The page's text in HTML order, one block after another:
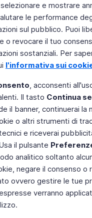
e mostrare
le performance
sul pubblico. Puoi
o revocare il tuo
sostanziali. Per
l'informativa sui
, acconsenti
Il tasto Continua
il banner, continuerai la
o altri strumenti di
e riceverai
il pulsante
analitico soltanto
negare il consenso o
ovvero gestire le tue
verranno